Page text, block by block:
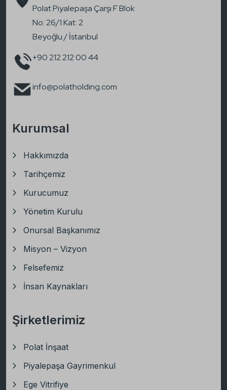
Polat Piyalepaşa Çarşı F Blok
No: 26/1 Kat: 2
Beyoğlu / İstanbul
+90 212 212 00 44
info@polatholding.com
Kurumsal
Hakkımızda
Tarihçemiz
Kurucumuz
Yönetim Kurulu
Onursal Başkanımız
Misyon – Vizyon
Felsefemiz
İnsan Kaynakları
Şirketlerimiz
Polat İnşaat
Piyalepaşa Gayrimenkul
Ege Vitrifiye